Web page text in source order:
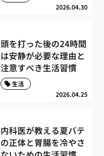
2026.04.30
頭を打った後の24時間
は安静が必要な理由と
注意すべき生活習慣
2026.04.25
生活
内科医が教える夏バテ
の正体と胃腸を冷やさ